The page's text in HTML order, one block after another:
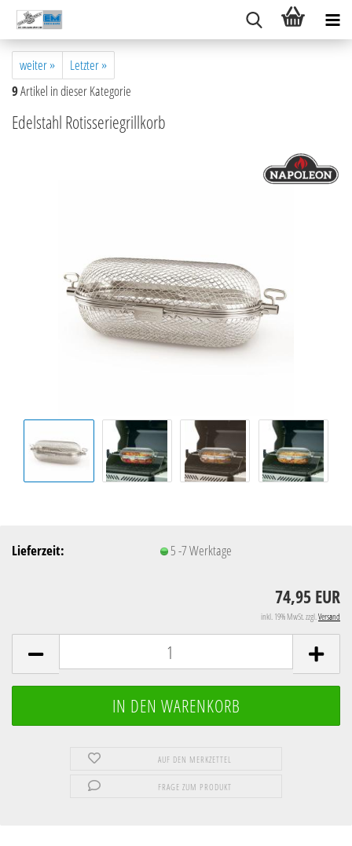
weiter »
Letzter »
9Artikel in dieser Kategorie
Edelstahl Rotisseriegrillkorb
Lieferzeit: 5 -7 Werktage
74,95 EUR
inkl. 19% MwSt. zzgl.Versand
AUF DEN MERKZETTEL
FRAGE ZUM PRODUKT